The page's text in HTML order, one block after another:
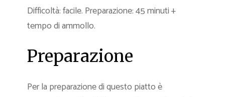
Difficoltà: facile. Preparazione: 45 minuti +
tempo di ammollo.
Preparazione
Per la preparazione di questo piatto è